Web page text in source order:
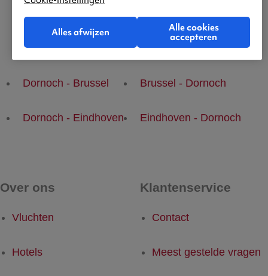
Populaire vluchten
Dornoch - Brussel Brussel - Dornoch
Dornoch - Eindhoven Eindhoven - Dornoch
Over ons
Vluchten
Hotels
Klantenservice
Contact
Meest gestelde vragen
Alles afwijzen
Alle cookies
accepteren